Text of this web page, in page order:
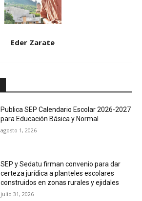
Eder Zarate
Publica SEP Calendario Escolar 2026-2027
para Educación Básica y Normal
agosto 1, 2026
SEP y Sedatu firman convenio para dar
certeza jurídica a planteles escolares
construidos en zonas rurales y ejidales
julio 31, 2026